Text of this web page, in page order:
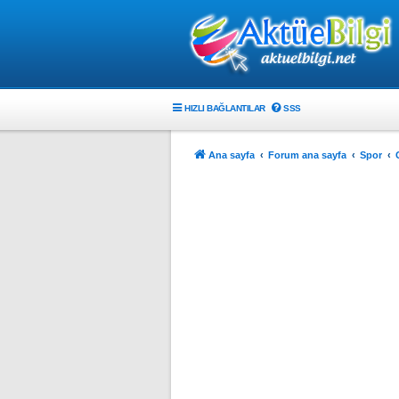
HIZLI BAĞLANTILAR SSS
Ana sayfa Forum ana sayfa Spor